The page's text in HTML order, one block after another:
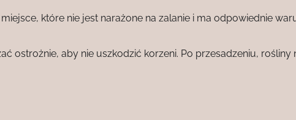
które nie jest narażone na zalanie i ma odpowiednie
ostrożnie, aby nie uszkodzić korzeni. Po przesadzeniu, rośliny